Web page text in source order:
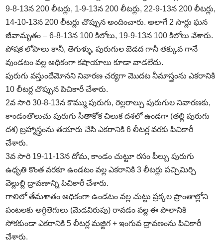
9-8-13న 200 లీటర్లు, 1-9-13న 200 లీటర్లు, 22-9-13న 200 లీటర్లు,
14-10-13న 200 లీటర్లు చొప్పున అందించారు. అలాగే 2 సార్లు ఘన
జీవామృతం – 6-8-13న 100 కిలోలు, 19-9-13న 100 కిలోలు వేశారు.
పోషక లోపాలు కానీ, తెగుళ్ళు, పురుగుల బెడద గానీ తక్కువ గానే
వుండటం వల్ల అధికంగా కషాయాలు కూడా వాడలేదు.
పురుగు వస్తుందేమోనని నివారణ చర్యగా మొదట నీమాస్త్రంను ఎకరానికి
10 లీటర్ల చొప్పున పిచికారీ చేశారు.
2వ సారి 30-8-13న కొమ్ము పురుగు, రెల్లరాల్చు పురుగుల నివారణకు,
కాండంతొలుచు పురుగు సీతాకోక చిలుక దశలో ఉండగా (తల్లి పురుగు
దశ) బ్రహ్మాస్త్రంను తయారు చేసి ఎకరానికి 6 లీటర్ల వరకు పిచికారీ
చేశారు.
3వ సారి 19-11-13న దోమ, కాండం చుట్టూ రసం పీల్చు పురుగు
ఉధృతి కొంత వరకూ ఉండటం వల్ల ఎకరానికి 3 లీటర్లు పచ్చిమిర్చి
వెల్లుల్లి ద్రావణాన్ని పిచికారీ చేశారు.
గాలిలో తేమశాతం అధికంగా ఉండటం వల్ల చుట్టు ప్రక్కల ప్రాంతాల్లోని
పంటలకు అగ్గితెగులు (మెడవిరుపు) రావడం వల్ల ఈ పొలానికి
సోకకుండా ఎకరానికి 5 లీటర్ల మజ్జిగ + ఇంగువ ద్రావణంను పిచికారీ
చేశారు.